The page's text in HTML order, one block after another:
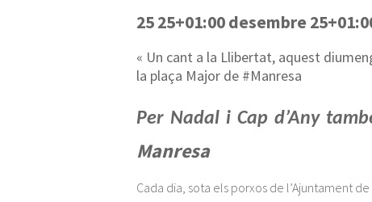
25 25+01:00 desembre
« Un cant a la Llibertat, aquest
la plaça Major de #Manresa
Per Nadal i Cap d’Any
Manresa
Cada dia, sota els porxos de l’Ajuntament